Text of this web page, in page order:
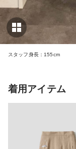
スタッフ身長：155cm
着用アイテム